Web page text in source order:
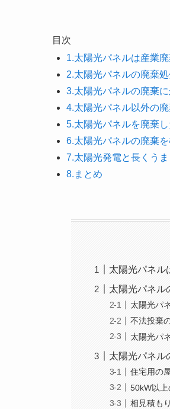
目次
1.太陽光パネルは産業
2.太陽光パネルの廃棄
3.太陽光パネルの廃棄
4.太陽光パネル以外の
5.太陽光パネルを廃棄
6.太陽光パネルの廃棄
7.太陽光発電と長くう
8.まとめ
太陽光パネル
太陽光パネル
太陽光パ
不法投棄
太陽光パ
太陽光パネル
住宅用の
50kW以
相見積も